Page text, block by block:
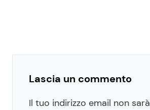
Lascia un commento
Il tuo indirizzo email non sarà